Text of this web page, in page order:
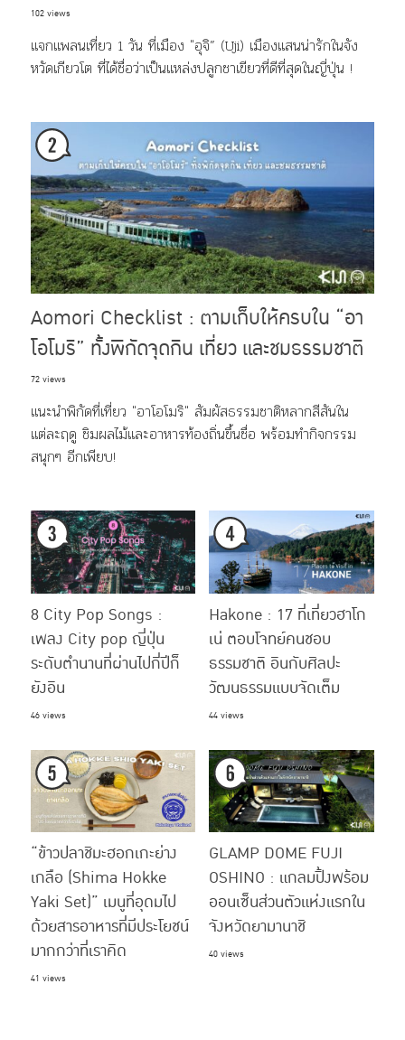
102 views
แจกแพลนเที่ยว 1 วัน ที่เมือง "อุจิ” (Uji) เมืองแสนน่ารักในจัง
หวัดเกียวโต ที่ได้ชื่อว่าเป็นแหล่งปลูกชาเขียวที่ดีที่สุดในญี่ปุ่น !
Aomori Checklist : ตามเก็บให้ครบใน “อา
โอโมริ” ทั้งพิกัดจุดกิน เที่ยว และชมธรรมชาติ
72 views
แนะนำพิกัดที่เที่ยว "อาโอโมริ" สัมผัสธรรมชาติหลากสีสันใน
แต่ละฤดู ชิมผลไม้และอาหารท้องถิ่นขึ้นชื่อ พร้อมทำกิจกรรม
สนุกๆ อีกเพียบ!
8 City Pop Songs :
เพลง City pop ญี่ปุ่น
ระดับตำนานที่ผ่านไปกี่ปีก็
ยังอิน
46 views
Hakone : 17 ที่เที่ยวฮาโก
เน่ ตอบโจทย์คนชอบ
ธรรมชาติ อินกับศิลปะ
วัฒนธรรมแบบจัดเต็ม
44 views
“ข้าวปลาชิมะฮอกเกะย่าง
เกลือ (Shima Hokke
Yaki Set)” เมนูที่อุดมไป
ด้วยสารอาหารที่มีประโยชน์
มากกว่าที่เราคิด
41 views
GLAMP DOME FUJI
OSHINO : แกลมปิ้งพร้อม
ออนเซ็นส่วนตัวแห่งแรกใน
จังหวัดยามานาชิ
40 views